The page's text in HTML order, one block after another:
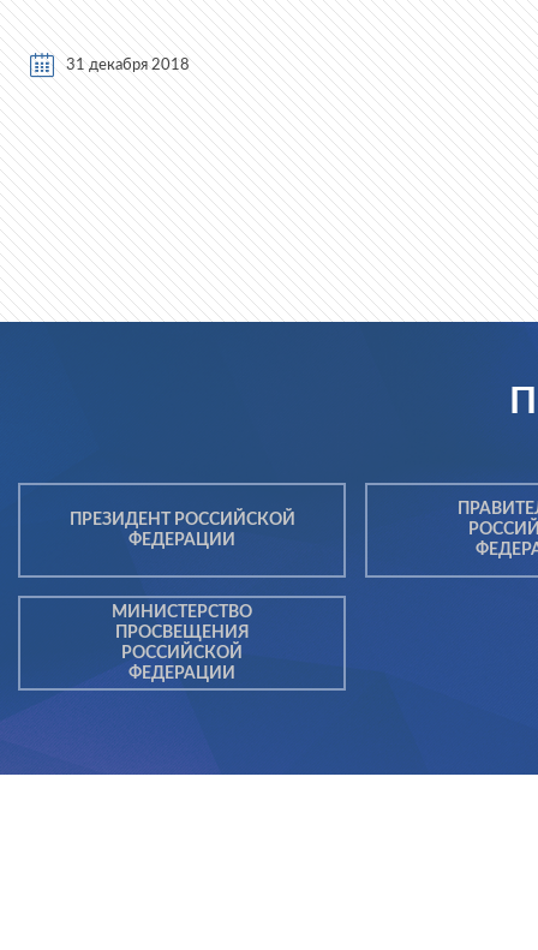
31 декабря 2018
ПРЕЗИДЕНТ РОССИЙСКОЙ
ФЕДЕРАЦИИ
МИНИСТЕРСТВО
ПРОСВЕЩЕНИЯ
РОССИЙСКОЙ
ФЕДЕРАЦИИ